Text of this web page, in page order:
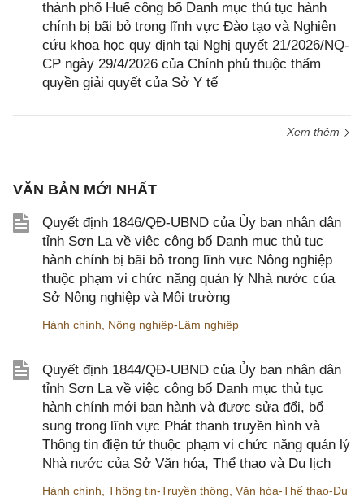
thành phố Huế công bố Danh mục thủ tục hành
chính bị bãi bỏ trong lĩnh vực Đào tạo và Nghiên
cứu khoa học quy định tại Nghị quyết 21/2026/NQ-
CP ngày 29/4/2026 của Chính phủ thuộc thẩm
quyền giải quyết của Sở Y tế
Xem thêm
VĂN BẢN MỚI NHẤT
Quyết định 1846/QĐ-UBND của Ủy ban nhân dân
tỉnh Sơn La về việc công bố Danh mục thủ tục
hành chính bị bãi bỏ trong lĩnh vực Nông nghiệp
thuộc phạm vi chức năng quản lý Nhà nước của
Sở Nông nghiệp và Môi trường
Hành chính Nông nghiệp-Lâm nghiệp
Quyết định 1844/QĐ-UBND của Ủy ban nhân dân
tỉnh Sơn La về việc công bố Danh mục thủ tục
hành chính mới ban hành và được sửa đổi, bổ
sung trong lĩnh vực Phát thanh truyền hình và
Thông tin điện tử thuộc phạm vi chức năng quản lý
Nhà nước của Sở Văn hóa, Thể thao và Du lịch
Hành chính Thông tin-Truyền thông Văn hóa-Thể thao-Du